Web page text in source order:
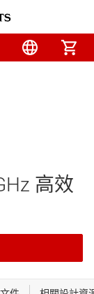
高效